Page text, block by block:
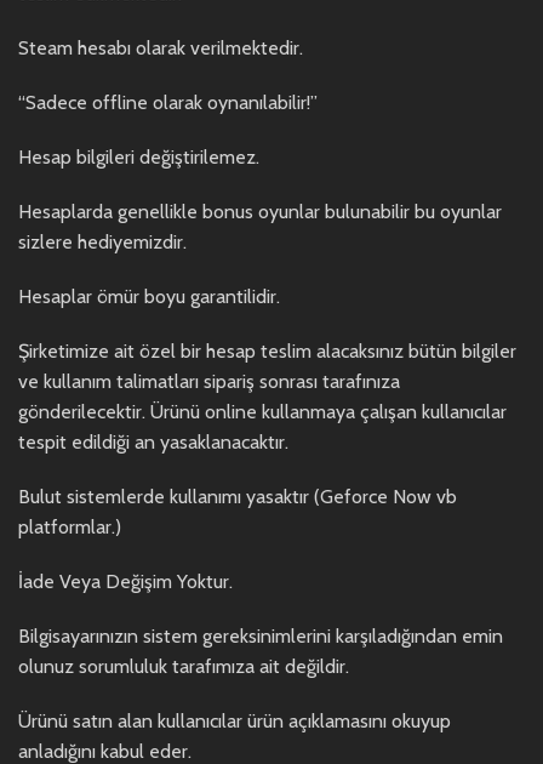
Steam hesabı olarak verilmektedir.
“Sadece offline olarak oynanılabilir!”
Hesap bilgileri değiştirilemez.
Hesaplarda genellikle bonus oyunlar bulunabilir bu oyunlar
sizlere hediyemizdir.
Hesaplar ömür boyu garantilidir.
Şirketimize ait özel bir hesap teslim alacaksınız bütün bilgiler
ve kullanım talimatları sipariş sonrası tarafınıza
gönderilecektir. Ürünü online kullanmaya çalışan kullanıcılar
tespit edildiği an yasaklanacaktır.
Bulut sistemlerde kullanımı yasaktır (Geforce Now vb
platformlar.)
İade Veya Değişim Yoktur.
Bilgisayarınızın sistem gereksinimlerini karşıladığından emin
olunuz sorumluluk tarafımıza ait değildir.
Ürünü satın alan kullanıcılar ürün açıklamasını okuyup
anladığını kabul eder.